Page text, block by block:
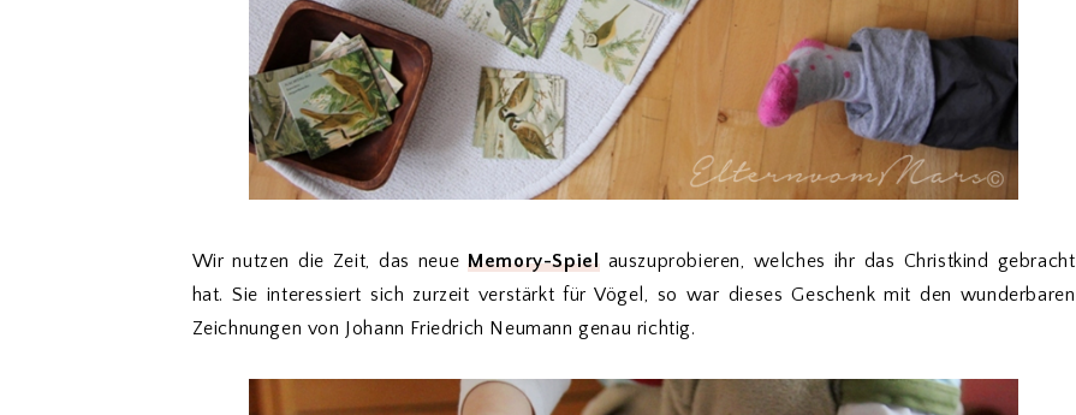
Wir nutzen die Zeit, das neueMemory-Spielauszuprobieren, welches ihr das Christkind gebracht
hat. Sie interessiert sich zurzeit verstärkt für Vögel, so war dieses Geschenk mit den wunderbaren
Zeichnungen von Johann Friedrich Neumann genau richtig.